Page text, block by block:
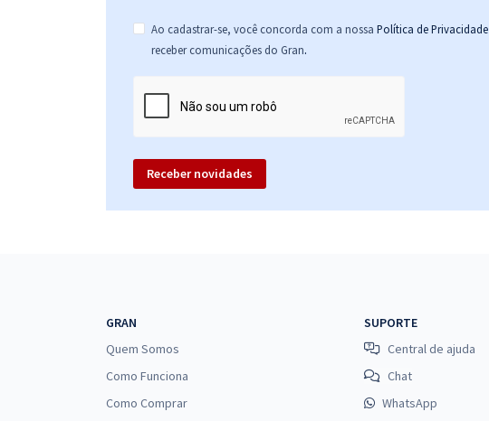
Ao cadastrar-se, você concorda com a nossa Política de Privacidade
receber comunicações do Gran.
Receber novidades
GRAN
Quem Somos
Como Funciona
Como Comprar
SUPORTE
Central de ajuda
Chat
WhatsApp